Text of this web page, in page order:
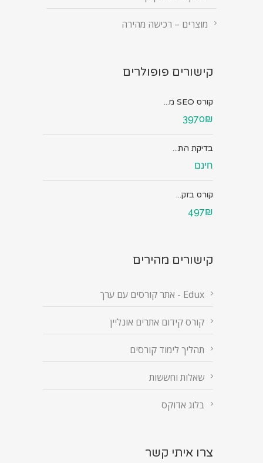
מוצרים – רכישה מהירה
קישורים פופולרים
קורס SEO מ...
3970₪
בדיקת הת...
חינם
קורס בזק...
497₪
קישורים מהירים
Edux - אתר קורסים עם ערך
קורס קידום אתרים אונליין
תהליך לימוד קורסים
שאלות וחששות
בלוג אדוקס
צרו איתי קשר